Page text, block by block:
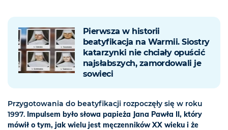
Pierwsza w historii
beatyfikacja na Warmii. Siostry
katarzynki nie chciały opuścić
najsłabszych, zamordowali je
sowieci
Przygotowania do beatyfikacji rozpoczęły się w roku
1997. Impulsem było słowa papieża Jana Pawła II, który
mówił o tym, jak wielu jest męczenników XX wieku i że